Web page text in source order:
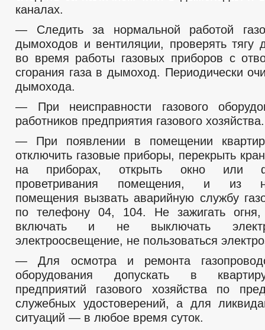
каналах.
— Следить за нормальной работой
дымоходов и вентиляции, проверять тягу
во время работы газовых приборов с
сгорания газа в дымоход. Периодически
дымохода.
— При неисправности газового
работников предприятия газового хозяйства.
— При появлении в помещении
отключить газовые приборы, перекрыть
на приборах, открыть окно или
проветривания помещения, и из
помещения вызвать аварийную службу
по телефону 04, 104. Не зажигать
включать и не выключать
электроосвещение, не пользоваться
— Для осмотра и ремонта
оборудования допускать в
предприятий газового хозяйства по
служебных удостоверений, а для
ситуаций — в любое время суток.